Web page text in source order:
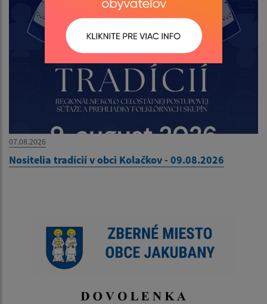
07.08.2026
Nositelia tradícií v obci Kolačkov - 09.08.2026